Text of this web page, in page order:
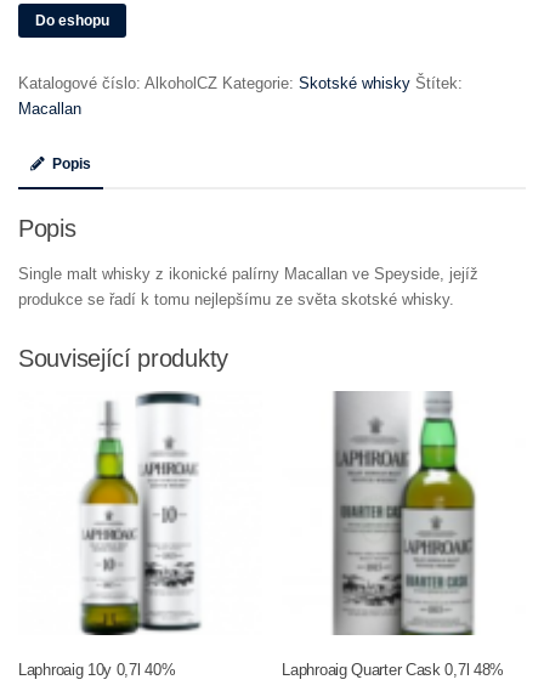
Do eshopu
Katalogové číslo: AlkoholCZ Kategorie: Skotské whisky Štítek:
Macallan
Popis
Popis
Single malt whisky z ikonické palírny Macallan ve Speyside, jejíž
produkce se řadí k tomu nejlepšímu ze světa skotské whisky.
Související produkty
Laphroaig 10y 0,7l 40% Laphroaig Quarter Cask 0,7l 48%